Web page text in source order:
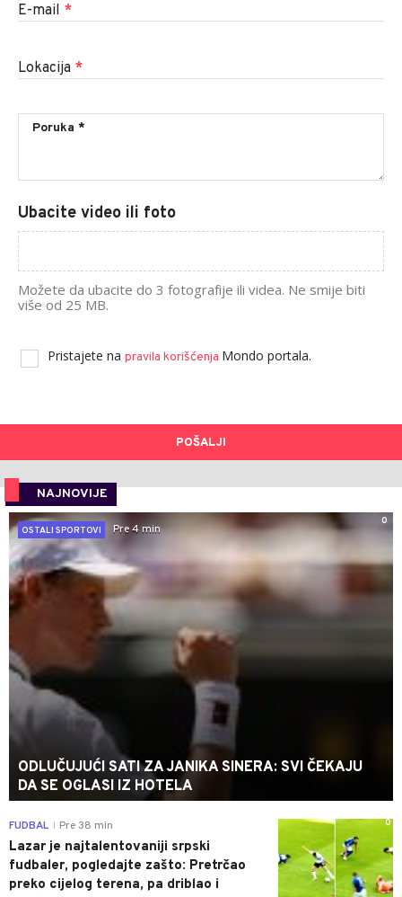
E-mail *
Lokacija *
Ubacite video ili foto
Možete da ubacite do 3 fotografije ili videa. Ne smije biti
više od 25 MB.
Pristajete na pravila korišćenja Mondo portala.
POŠALJI
NAJNOVIJE
0
OSTALI SPORTOVI
Pre 4 min
ODLUČUJUĆI SATI ZA JANIKA SINERA: SVI ČEKAJU
DA SE OGLASI IZ HOTELA
0
FUDBAL Pre 38 min
Lazar je najtalentovaniji srpski
fudbaler, pogledajte zašto: Pretrčao
preko cijelog terena, pa driblao i